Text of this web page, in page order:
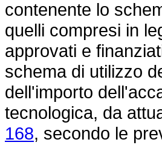
contenente lo
quelli compresi in
approvati e
schema di utilizzo
dell'importo
tecnologica, da
168, secondo le